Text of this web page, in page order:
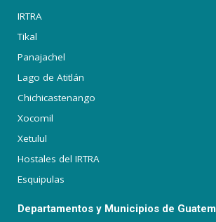
IRTRA
Tikal
Panajachel
Lago de Atitlán
Chichicastenango
Xocomil
Xetulul
Hostales del IRTRA
Esquipulas
Departamentos y Municipios de